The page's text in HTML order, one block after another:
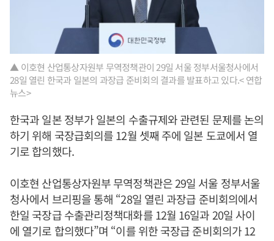
▲ 이호현 산업통상자원부 무역정책관이 29일 서울 정부서울청사에서
28일 열린 한국과 일본의 과장급 준비회의 결과를 발표하고 있다.< 연합
뉴스>
한국과 일본 정부가 일본의 수출규제와 관련된 문제를 논의
하기 위해 국장급회의를 12월 셋째 주에 일본 도쿄에서 열
기로 합의했다.
이호현 산업통상자원부 무역정책관은 29일 서울 정부서울
청사에서 브리핑을 통해 “28일 열린 과장급 준비회의에서
한일 국장급 수출관리정책대화를 12월 16일과 20일 사이
에 열기로 합의했다”며 “이를 위한 국장급 준비회의가 12